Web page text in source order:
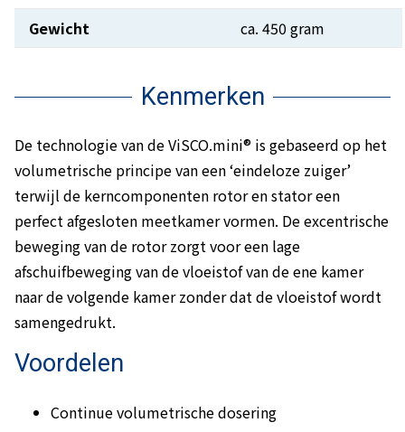
Gewicht
ca. 450 gram
Kenmerken
De technologie van de ViSCO.mini® is gebaseerd op het
volumetrische principe van een ‘eindeloze zuiger’
terwijl de kerncomponenten rotor en stator een
perfect afgesloten meetkamer vormen. De excentrische
beweging van de rotor zorgt voor een lage
afschuifbeweging van de vloeistof van de ene kamer
naar de volgende kamer zonder dat de vloeistof wordt
samengedrukt.
Voordelen
Continue volumetrische dosering